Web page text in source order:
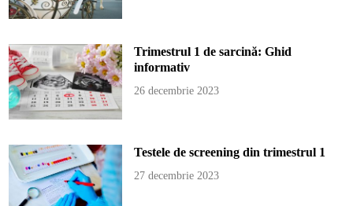
Trimestrul 1 de sarcină: Ghid
informativ
26 decembrie 2023
Testele de screening din trimestrul 1
27 decembrie 2023